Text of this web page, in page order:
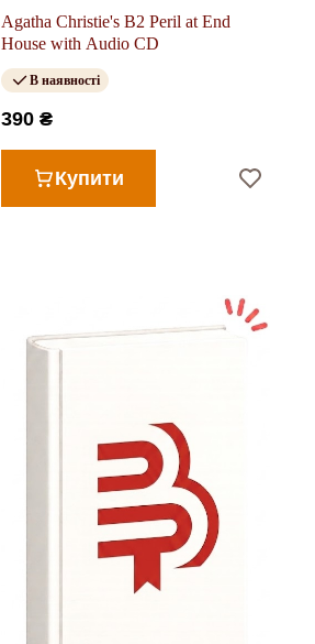
Agatha Christie's B2 Peril at End
House with Audio CD
В наявності
390 ₴
Купити